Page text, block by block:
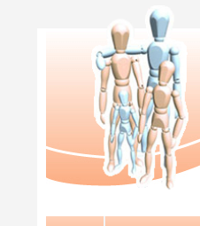
Zur Hauptnavigation